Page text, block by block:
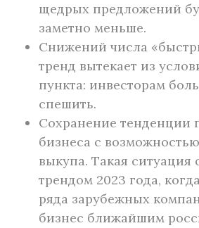
щедрых предложений
заметно меньше.
Снижений числа
тренд вытекает из
пункта: инвесторам
спешить.
Сохранение тенденции
бизнеса с
выкупа. Такая ситуация
трендом 2023 года,
ряда зарубежных
бизнес ближайшим